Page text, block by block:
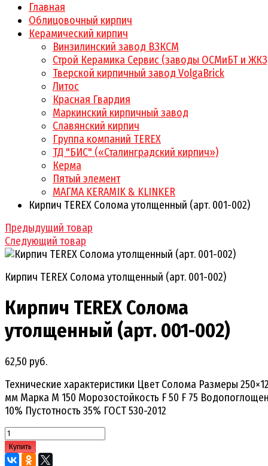
Главная
Облицовочный кирпич
Керамический кирпич
Винзилинский завод ВЗКСМ
Строй Керамика Сервис (заводы ОСМиБТ и
Тверской кирпичный завод VolgaBrick
Литос
Красная Гвардия
Маркинский кирпичный завод
Славянский кирпич
Группа компаний TEREX
ТД "БИС" («Сталинградский кирпич»)
Керма
Пятый элемент
МАГМА KERAMIK & KLINKER
Кирпич TEREX Солома утолщенный (арт. 001-002)
Предыдущий товар
Следующий товар
Кирпич TEREX Солома утолщенный (арт. 001-002)
Кирпич TEREX Солома
утолщенный (арт. 001-002)
62,50 руб.
Технические характеристики Цвет Солома Размеры
мм Марка М 150 Морозостойкость F 50 F 75
10% Пустотность 35% ГОСТ 530-2012
Купить